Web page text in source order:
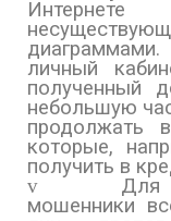
личный
полученный
небольшую
продолжать
которые,
получить в
v
Для
мошенники